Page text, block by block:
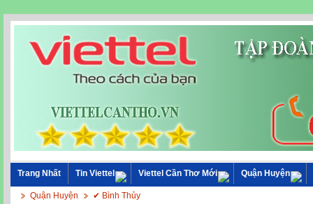
Trang Nhất Tin Viettel Viettel Cần Thơ Mới Quận Huyện
Quận Huyện ✔ Bình Thủy